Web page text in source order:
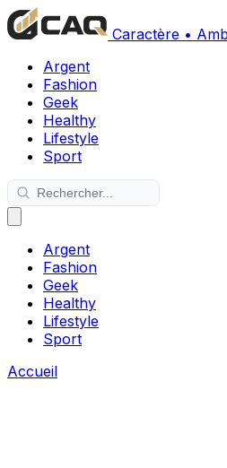
Caractère •
Argent
Fashion
Geek
Healthy
Lifestyle
Sport
Argent
Fashion
Geek
Healthy
Lifestyle
Sport
Accueil